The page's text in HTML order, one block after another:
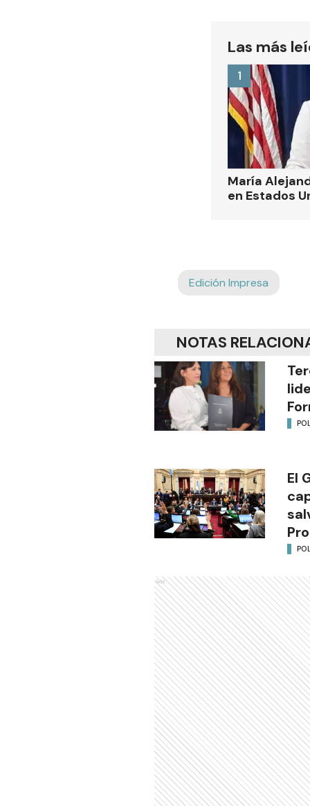
Las más
María
en Estados
1
Edición Impresa
NOTAS
El
Ads